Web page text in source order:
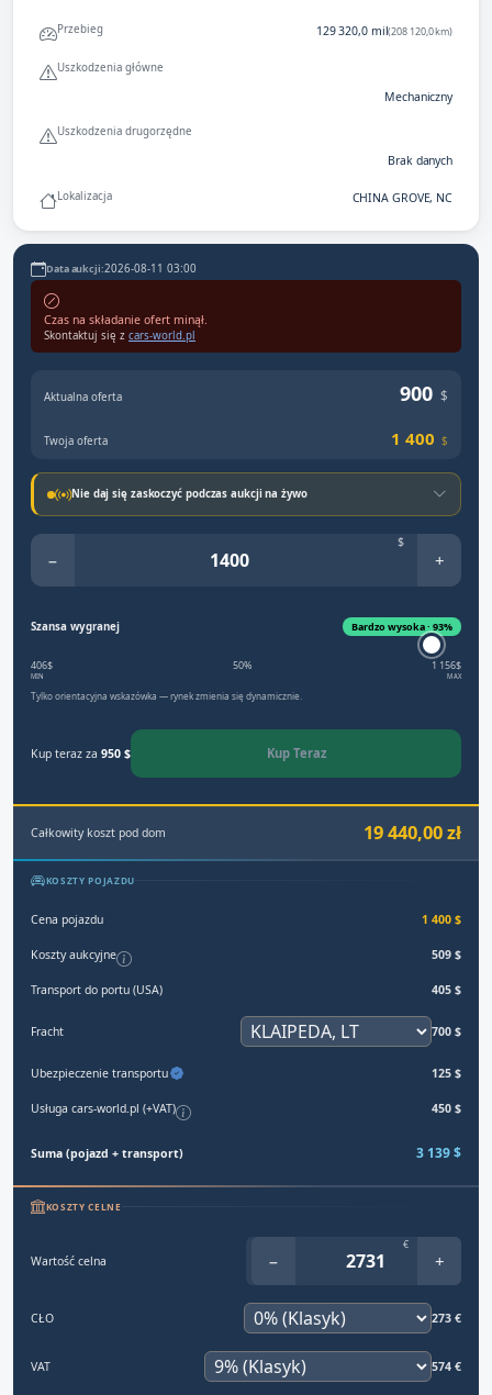
Przebieg 129 320,0 mil(208 120,0 km)
Uszkodzenia główne
Mechaniczny
Uszkodzenia drugorzędne
Brak danych
Lokalizacja CHINA GROVE, NC
Data aukcji:2026-08-11 03:00
Czas na składanie ofert minął.
Skontaktuj się z cars-world.pl
Aktualna oferta 900 $
Twoja oferta 1 400 $
Nie daj się zaskoczyć podczas aukcji na żywo
−
$
+
Szansa wygranej Bardzo wysoka · 93%
406$
MIN
50% 1 156$
MAX
Tylko orientacyjna wskazówka — rynek zmienia się dynamicznie.
Kup teraz za 950 $ Kup Teraz
Całkowity koszt pod dom 19 440,00 zł
KOSZTY POJAZDU
Cena pojazdu 1 400 $
Koszty aukcyjne 509 $
Transport do portu (USA) 405 $
Fracht 700 $
Ubezpieczenie transportu 125 $
Usługa cars-world.pl (+VAT) 450 $
Suma (pojazd + transport) 3 139 $
KOSZTY CELNE
Wartość celna −
€
+
CŁO 273 €
VAT 574 €